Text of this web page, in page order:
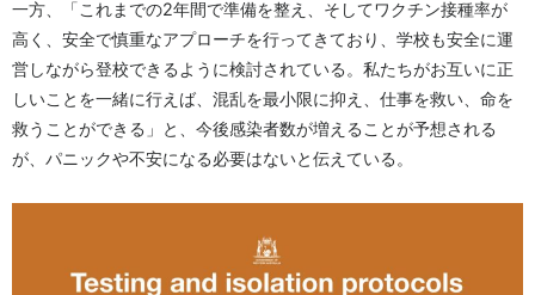
一方、「これまでの2年間で準備を整え、そしてワクチン接種率が
高く、安全で慎重なアプローチを行ってきており、学校も安全に運
営しながら登校できるように検討されている。私たちがお互いに正
しいことを一緒に行えば、混乱を最小限に抑え、仕事を救い、命を
救うことができる」と、今後感染者数が増えることが予想される
が、パニックや不安になる必要はないと伝えている。